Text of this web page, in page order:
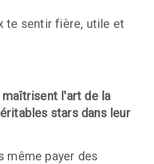
te sentir fière, utile et
l'art de la
stars dans leur
même payer des